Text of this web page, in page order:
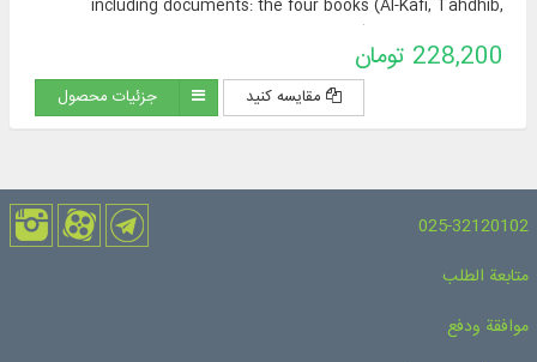
including documents: the four books (Al-Kafi, Tahdhib,
and the books of Sheikh Saduq (At-Tawhid, Al-Khasal, Ilal al-
Shari’a, Ayoun Akhbar al-Rida (peace be upon him)).
228,200 تومان
مقایسه کنید جزئیات محصول
025-32120102
متابعة الطلب
موافقة ودفع